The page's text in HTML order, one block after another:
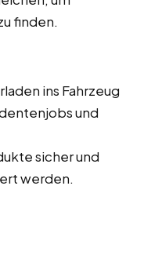
finden.
ins Fahrzeug
und
sicher und
werden.